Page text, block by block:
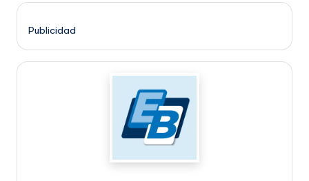
Publicidad